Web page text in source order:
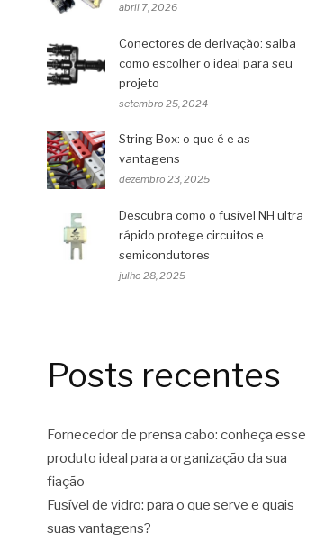
abril 7, 2026
Conectores de derivação: saiba
como escolher o ideal para seu
projeto
setembro 25, 2024
String Box: o que é e as
vantagens
dezembro 23, 2025
Descubra como o fusível NH ultra
rápido protege circuitos e
semicondutores
julho 28, 2025
Posts recentes
Fornecedor de prensa cabo: conheça esse
produto ideal para a organização da sua
fiação
Fusível de vidro: para o que serve e quais
suas vantagens?